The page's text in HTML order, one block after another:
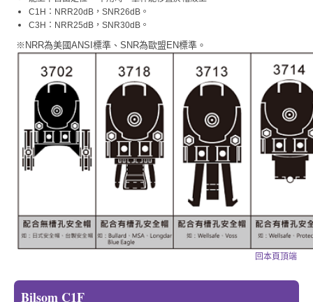
C1H：NRR20dB，SNR26dB。
C3H：NRR25dB，SNR30dB。
※NRR為美國ANSI標準、SNR為歐盟EN標準。
回本頁頂端
Bilsom C1F